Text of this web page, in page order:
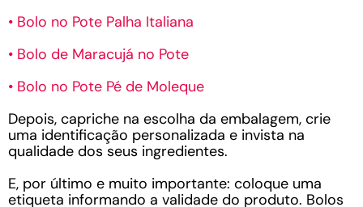
• Bolo no Pote Palha Italiana
• Bolo de Maracujá no Pote
• Bolo no Pote Pé de Moleque
Depois, capriche na escolha da embalagem, crie
uma identificação personalizada e invista na
qualidade dos seus ingredientes.
E, por último e muito importante: coloque uma
etiqueta informando a validade do produto. Bolos